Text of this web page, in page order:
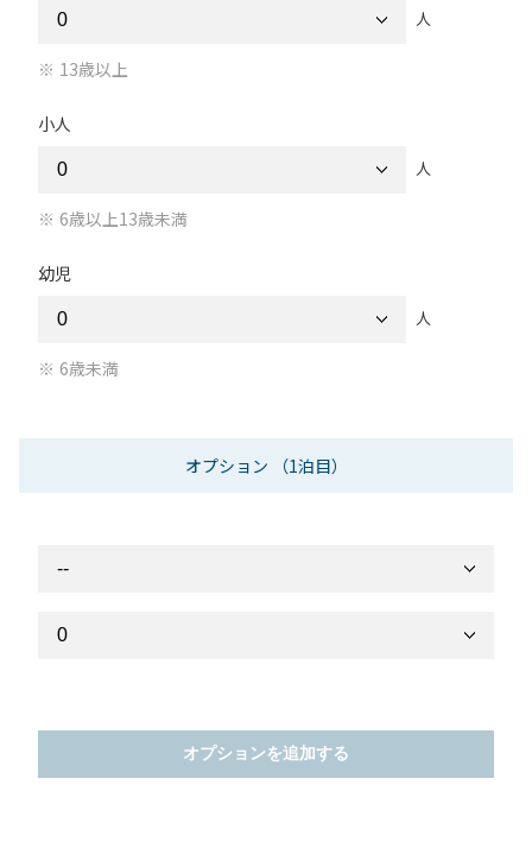
人
13歳以上
小人
人
6歳以上13歳未満
幼児
人
6歳未満
オプション （1泊目）
オプションを追加する